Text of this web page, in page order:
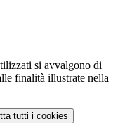
si avvalgono di
finalità illustrate nella
tutti i cookies